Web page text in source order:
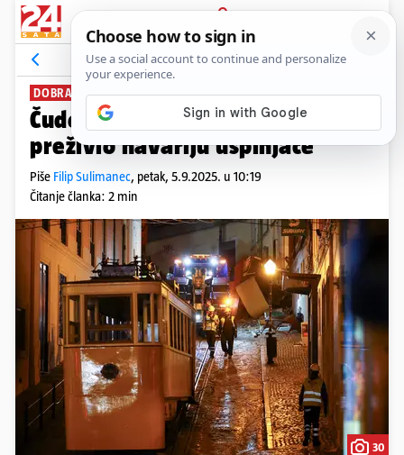
PRIJAVA
News Komentari
DOBRA VIJEST
Čudo u Lisabonu: Dječak (3)
preživio havariju uspinjače
Piše Filip Sulimanec, petak, 5.9.2025. u 10:19
Čitanje članka: 2 min
30